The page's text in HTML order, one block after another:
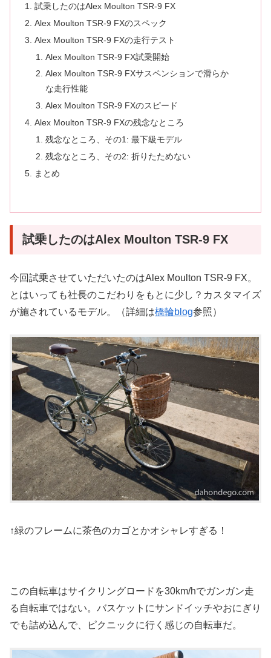
試乗したのはAlex Moulton TSR-9 FX
Alex Moulton TSR-9 FXのスペック
Alex Moulton TSR-9 FXの走行テスト
Alex Moulton TSR-9 FX試乗開始
Alex Moulton TSR-9 FXサスペンションで滑らか
な走行性能
Alex Moulton TSR-9 FXのスピード
Alex Moulton TSR-9 FXの残念なところ
残念なところ、その1: 最下級モデル
残念なところ、その2: 折りたためない
まとめ
試乗したのはAlex Moulton TSR-9 FX
今回試乗させていただいたのはAlex Moulton TSR-9 FX。
とはいっても社長のこだわりをもとに少し？カスタマイズ
が施されているモデル。（詳細は橋輪blog参照）
↑緑のフレームに茶色のカゴとかオシャレすぎる！
この自転車はサイクリングロードを30km/hでガンガン走
る自転車ではない。バスケットにサンドイッチやおにぎり
でも詰め込んで、ピクニックに行く感じの自転車だ。